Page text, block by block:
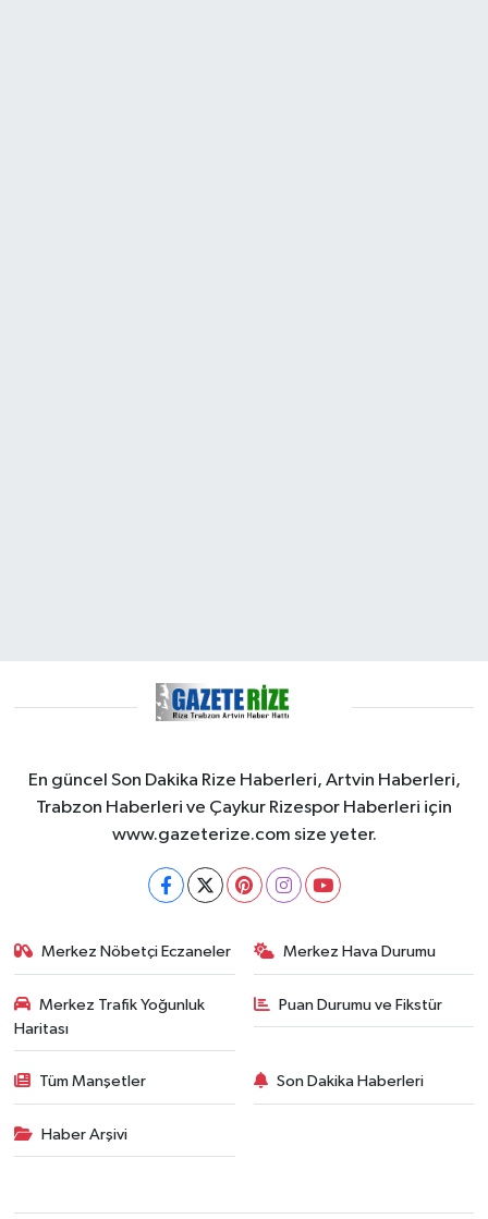
En güncel Son Dakika Rize Haberleri, Artvin Haberleri,
Trabzon Haberleri ve Çaykur Rizespor Haberleri için
www.gazeterize.com size yeter.
Merkez Nöbetçi Eczaneler Merkez Hava Durumu
Merkez Trafik Yoğunluk
Haritası
Puan Durumu ve Fikstür
Tüm Manşetler Son Dakika Haberleri
Haber Arşivi